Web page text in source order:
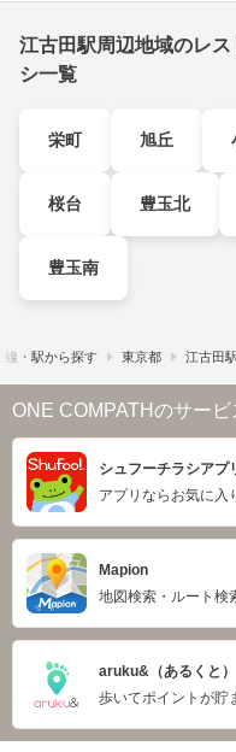
江古田駅周辺地域のレ
シ一覧
栄町 旭丘
桜台 豊玉北
豊玉南
線・駅から探す 東京都 江古田駅
ONE COMPATHのサービ
シュフーチラシアプ
アプリならお気に入
Mapion
地図検索・ルート検
aruku&（あるくと）
歩いてポイントが貯